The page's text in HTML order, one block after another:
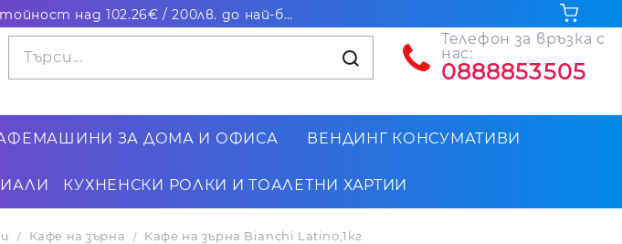
Безплатна доставка за поръчки на стойност над 102.26€ / 200лв. до най-близкия до Вас офис на Еконт
Телефон за връзка с
нас:
0888853505
ЗА ДОМА И ОФИСА ВЕНДИНГ КОНСУМАТИВИ
КУХНЕНСКИ РОЛКИ И ТОАЛЕТНИ ХАРТИИ
Кафе на зърна Кафе на зърна Bianchi Latino,1кг